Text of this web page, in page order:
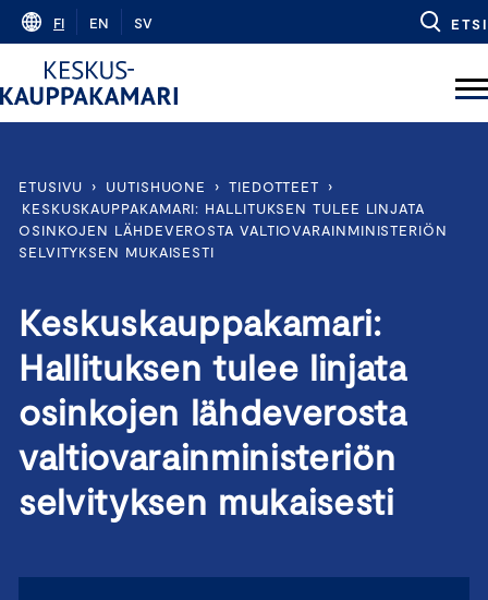
Skip
content
FI EN SV ETSI
ETUSIVU › UUTISHUONE › TIEDOTTEET
›
KESKUSKAUPPAKAMARI: HALLITUKSEN TULEE LINJATA
OSINKOJEN LÄHDEVEROSTA VALTIOVARAINMINISTERIÖN
SELVITYKSEN MUKAISESTI
Keskuskauppakamari:
Hallituksen tulee linjata
osinkojen lähdeverosta
valtiovarainministeriön
selvityksen mukaisesti